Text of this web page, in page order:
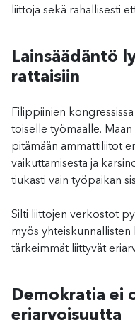
liittoja sekä rahallisesti
Lainsäädäntö
rattaisiin
Filippiinien
toiselle työmaalle.
pitämään ammattiliitot
vaikuttamisesta ja
tiukasti vain työpaikan
Silti liittojen verkostot
myös yhteiskunnallisten
tärkeimmät liittyvät
Demokratia ei
eriarvoisuutta